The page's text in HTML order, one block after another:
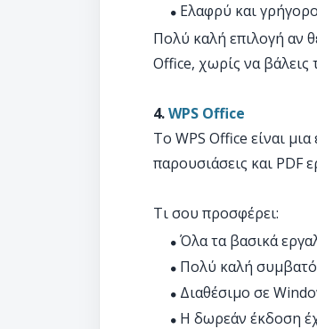
Ελαφρύ και
Πολύ καλή επιλογή αν
Office, χωρίς να βάλεις
4.WPS Office
Το WPS Office είναι
παρουσιάσεις και PDF
Τι σου προσφέρει:
Όλα τα βασικά
Πολύ καλή
Διαθέσιμο σε
Η δωρεάν έκδοση